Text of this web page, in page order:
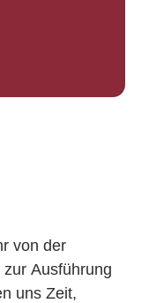
von der
zur Ausführung
uns Zeit,